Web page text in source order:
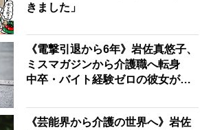
きました」
《電撃引退から6年》岩佐真悠子、
ミスマガジンから介護職へ転身
中卒・バイト経験ゼロの彼女が見
ながら自分らしくいられる」
《芸能界から介護の世界へ》岩佐